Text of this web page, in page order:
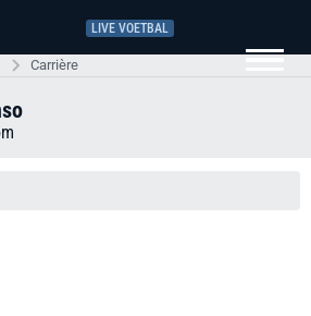
LIVE VOETBAL
Carrière